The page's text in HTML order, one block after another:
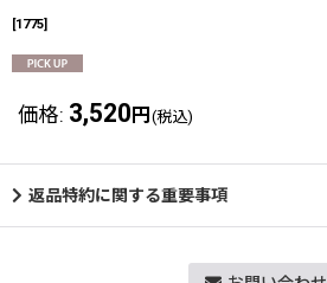
[1775]
価格: 3,520 円 (税込)
返品特約に関する重要事項